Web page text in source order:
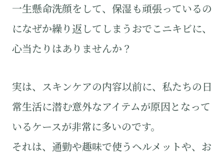
一生懸命洗顔をして、保湿も頑張っているの
になぜか繰り返してしまうおでこニキビに、
心当たりはありませんか？
実は、スキンケアの内容以前に、私たちの日
常生活に潜む意外なアイテムが原因となって
いるケースが非常に多いのです。
それは、通勤や趣味で使うヘルメットや、お